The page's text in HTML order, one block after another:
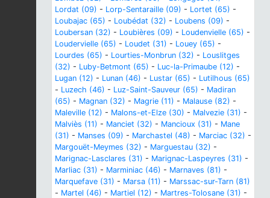
Lordat (09) - Lorp-Sentaraille (09) - Lortet (65) -
Loubajac (65) - Loubédat (32) - Loubens (09) -
Loubersan (32) - Loubières (09) - Loudenvielle (65) -
Loudervielle (65) - Loudet (31) - Louey (65) -
Lourdes (65) - Lourties-Monbrun (32) - Louslitges
(32) - Luby-Betmont (65) - Luc-la-Primaube (12) -
Lugan (12) - Lunan (46) - Lustar (65) - Lutilhous (65)
- Luzech (46) - Luz-Saint-Sauveur (65) - Madiran
(65) - Magnan (32) - Magrie (11) - Malause (82) -
Maleville (12) - Malons-et-Elze (30) - Malvezie (31) -
Malviès (11) - Manciet (32) - Mancioux (31) - Mane
(31) - Manses (09) - Marchastel (48) - Marciac (32) -
Margouët-Meymes (32) - Marguestau (32) -
Marignac-Lasclares (31) - Marignac-Laspeyres (31) -
Marliac (31) - Marminiac (46) - Marnaves (81) -
Marquefave (31) - Marsa (11) - Marssac-sur-Tarn (81)
- Martel (46) - Martiel (12) - Martres-Tolosane (31) -